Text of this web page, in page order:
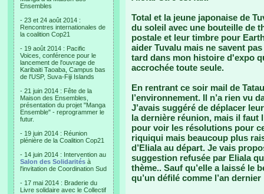
Ensembles
- 23 et 24 août 2014 :
Rencontres internationales de
la coalition Cop21
- 19 août 2014 : Pacific
Voices, conférence pour le
lancement de l'ouvrage de
Karibaiti Taoaba, Campus bas
de l'USP, Suva-Fiji Islands
- 21 juin 2014 : Fête de la
Maison des Ensembles,
présentation du projet "Manga
Ensemble" - reprogrammer le
futur.
- 19 juin 2014 : Réunion
plénière de la Coalition Cop21
- 14 juin 2014 : Intervention au
Salon des Solidarités à
l'invitation de Coordination Sud
- 17 mai 2014 : Braderie du
Livre solidaire avec le Collectif
Total et la jeune japonaise de
du soleil avec une bouteille de
postale et leur timbre pour
aider Tuvalu mais ne savent
tard dans mon histoire d'expo
accrochée toute seule.
En rentrant ce soir mail de
l’environnement. Il n’a rien vu
J’avais suggéré de déplacer
la dernière réunion, mais il faut
pour voir les résolutions pour
riquiqui mais beaucoup plus
d’Eliala au départ. Je vais
suggestion refusée par Eliala
thème.. Sauf qu’elle a laissé le
qu’un défilé comme l’an